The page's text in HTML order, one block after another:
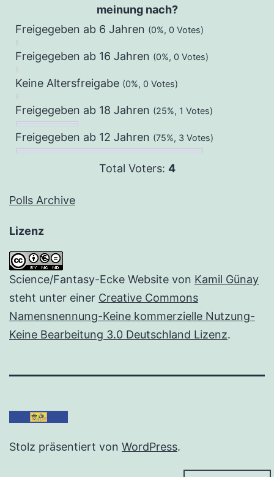
meinung nach?
Freigegeben ab 6 Jahren (0%, 0 Votes)
Freigegeben ab 16 Jahren (0%, 0 Votes)
Keine Altersfreigabe (0%, 0 Votes)
Freigegeben ab 18 Jahren (25%, 1 Votes)
Freigegeben ab 12 Jahren (75%, 3 Votes)
Total Voters: 4
Polls Archive
Lizenz
Science/Fantasy-Ecke Website von Kamil Günay
steht unter einer Creative Commons
Namensnennung-Keine kommerzielle Nutzung-
Keine Bearbeitung 3.0 Deutschland Lizenz.
Stolz präsentiert von WordPress.